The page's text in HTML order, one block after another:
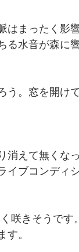
はまったく影
水音が森に響
う。窓を開け
消えて無くな
ブコンディシ
咲きそうで
。